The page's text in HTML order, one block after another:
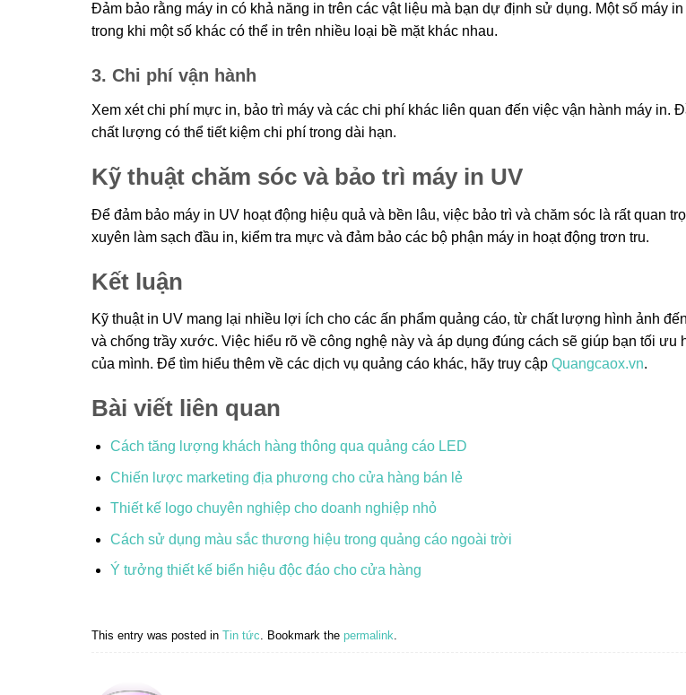
Đảm bảo rằng máy in có khả năng in trên các vật liệu mà bạn dự định sử dụng. Một số máy
trong khi một số khác có thể in trên nhiều loại bề mặt khác nhau.
3. Chi phí vận hành
Xem xét chi phí mực in, bảo trì máy và các chi phí khác liên quan đến việc vận hành máy in.
chất lượng có thể tiết kiệm chi phí trong dài hạn.
Kỹ thuật chăm sóc và bảo trì máy in UV
Để đảm bảo máy in UV hoạt động hiệu quả và bền lâu, việc bảo trì và chăm sóc là rất quan
xuyên làm sạch đầu in, kiểm tra mực và đảm bảo các bộ phận máy in hoạt động trơn tru.
Kết luận
Kỹ thuật in UV mang lại nhiều lợi ích cho các ấn phẩm quảng cáo, từ chất lượng hình ảnh
và chống trầy xước. Việc hiểu rõ về công nghệ này và áp dụng đúng cách sẽ giúp bạn tối ưu
của mình. Để tìm hiểu thêm về các dịch vụ quảng cáo khác, hãy truy cập Quangcaox.vn.
Bài viết liên quan
Cách tăng lượng khách hàng thông qua quảng cáo LED
Chiến lược marketing địa phương cho cửa hàng bán lẻ
Thiết kế logo chuyên nghiệp cho doanh nghiệp nhỏ
Cách sử dụng màu sắc thương hiệu trong quảng cáo ngoài trời
Ý tưởng thiết kế biển hiệu độc đáo cho cửa hàng
This entry was posted in Tin tức. Bookmark the permalink.